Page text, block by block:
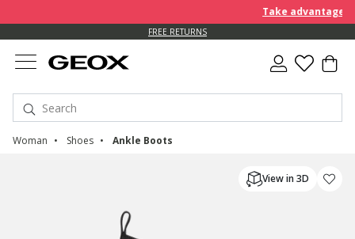
Take advantage of an
FREE RETURNS
Woman Shoes Ankle Boots
View in 3D